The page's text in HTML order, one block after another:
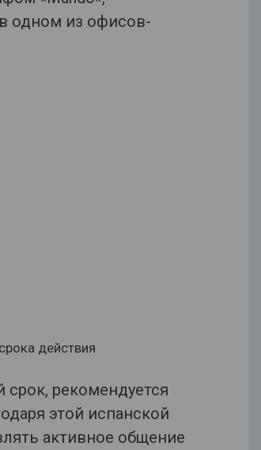
одном из офисов-
действия
рекомендуется
этой испанской
активное общение